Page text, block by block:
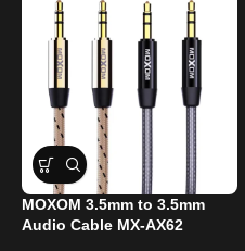
“Hands-Free”.
للدراسة، الألعاب، أو الاستماع
MOXOM 3.5mm to 3.5mm
Audio Cable MX-AX62